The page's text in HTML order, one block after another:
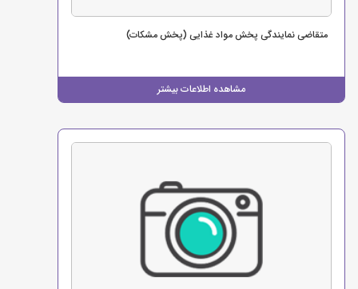
مشاهده اطلاعات بیشتر
متقاضی نمایندگی پخش مواد غذایی (پخش مشکات)